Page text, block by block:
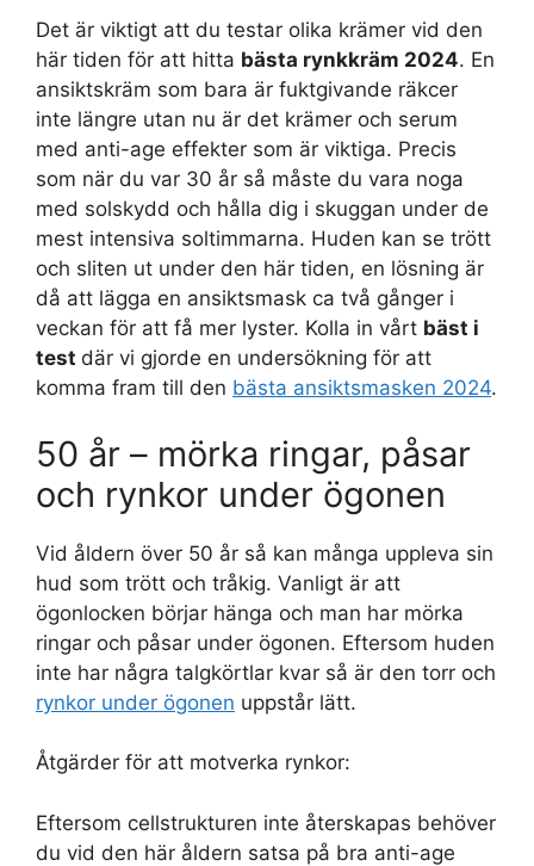
Det är viktigt att du testar olika krämer vid den
här tiden för att hitta bästa rynkkräm 2024. En
ansiktskräm som bara är fuktgivande räkcer
inte längre utan nu är det krämer och serum
med anti-age effekter som är viktiga. Precis
som när du var 30 år så måste du vara noga
med solskydd och hålla dig i skuggan under de
mest intensiva soltimmarna. Huden kan se trött
och sliten ut under den här tiden, en lösning är
då att lägga en ansiktsmask ca två gånger i
veckan för att få mer lyster. Kolla in vårt bäst i
test där vi gjorde en undersökning för att
komma fram till den bästa ansiktsmasken 2024.
50 år – mörka ringar, påsar
och rynkor under ögonen
Vid åldern över 50 år så kan många uppleva sin
hud som trött och tråkig. Vanligt är att
ögonlocken börjar hänga och man har mörka
ringar och påsar under ögonen. Eftersom huden
inte har några talgkörtlar kvar så är den torr och
rynkor under ögonen uppstår lätt.
Åtgärder för att motverka rynkor:
Eftersom cellstrukturen inte återskapas behöver
du vid den här åldern satsa på bra anti-age